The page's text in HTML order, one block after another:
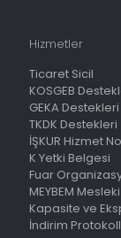
Hizmetler
Ticaret Sicil
KOSGEB
GEKA Destekleri
TKDK Destekleri
İŞKUR Hizmet
K Yetki Belgesi
Fuar
MEYBEM
Kapasite ve
İndirim